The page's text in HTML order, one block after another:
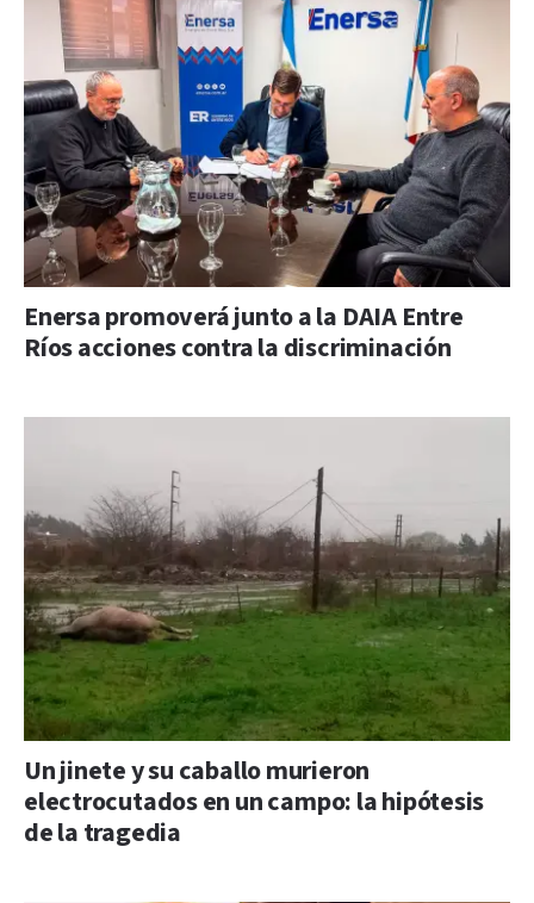
Enersa promoverá junto a la DAIA Entre
Ríos acciones contra la discriminación
Un jinete y su caballo murieron
electrocutados en un campo: la hipótesis
de la tragedia